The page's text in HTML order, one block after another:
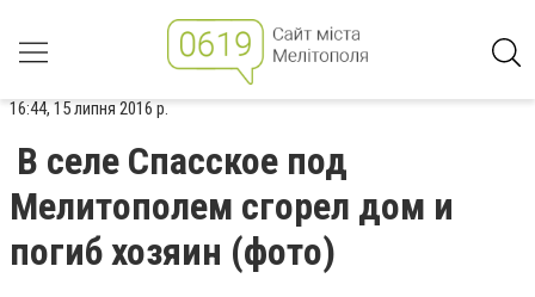
16:44, 15 липня 2016 р.
В селе Спасское под
Мелитополем сгорел дом и
погиб хозяин (фото)